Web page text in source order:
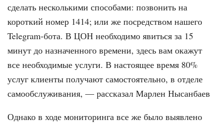
сделать несколькими способами: позвонить на
короткий номер 1414; или же посредством нашего
Telegram-бота. В ЦОН необходимо явиться за 15
минут до назначенного времени, здесь вам окажут
все необходимые услуги. В настоящее время 80%
услуг клиенты получают самостоятельно, в отделе
самообслуживания, — рассказал Марлен Нысанбаев
Однако в ходе мониторинга все же было выявлено